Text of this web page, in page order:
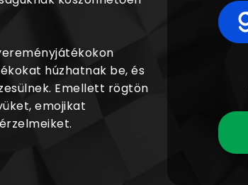
húzhatnak be, és
Emellett rögtön
emojikat